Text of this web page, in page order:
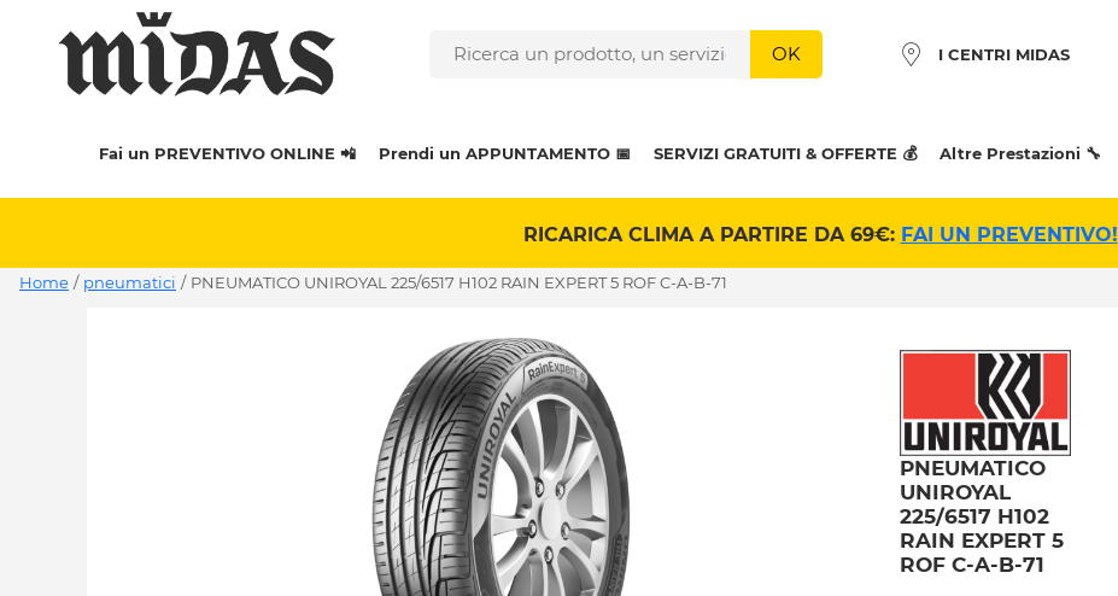
OK I CENTRI MIDAS
Fai un PREVENTIVO ONLINE 📲 Prendi un APPUNTAMENTO 📅 SERVIZI GRATUITI & OFFERTE 💰 Altre Prestazioni 🔧
RICARICA CLIMA A PARTIRE DA 69€: FAI UN PREVENTIVO!
Home / pneumatici / PNEUMATICO UNIROYAL 225/6517 H102 RAIN EXPERT 5 ROF C-A-B-71
PNEUMATICO
UNIROYAL
225/6517 H102
RAIN EXPERT 5
ROF C-A-B-71